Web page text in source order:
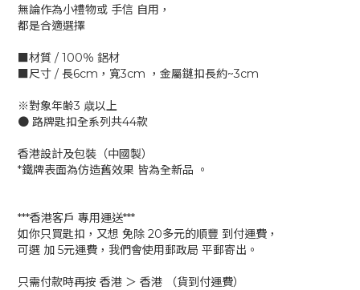
無論作為小禮物或 手信 自用，
都是合適選擇
■材質 / 100％ 鋁材
■尺寸 / 長6cm，寬3cm ，金屬鏈扣長約~3cm
※對象年齢3 歳以上
● 路牌匙扣全系列共44款
香港設計及包裝（中國製）
*鐵牌表面為仿造舊效果 皆為全新品 。
***香港客戶 專用運送***
如你只買匙扣，又想 免除 20多元的順豐 到付運費，
可選 加 5元運費，我們會使用郵政局 平郵寄出。
只需付款時再按 香港 ＞ 香港 （貨到付運費）